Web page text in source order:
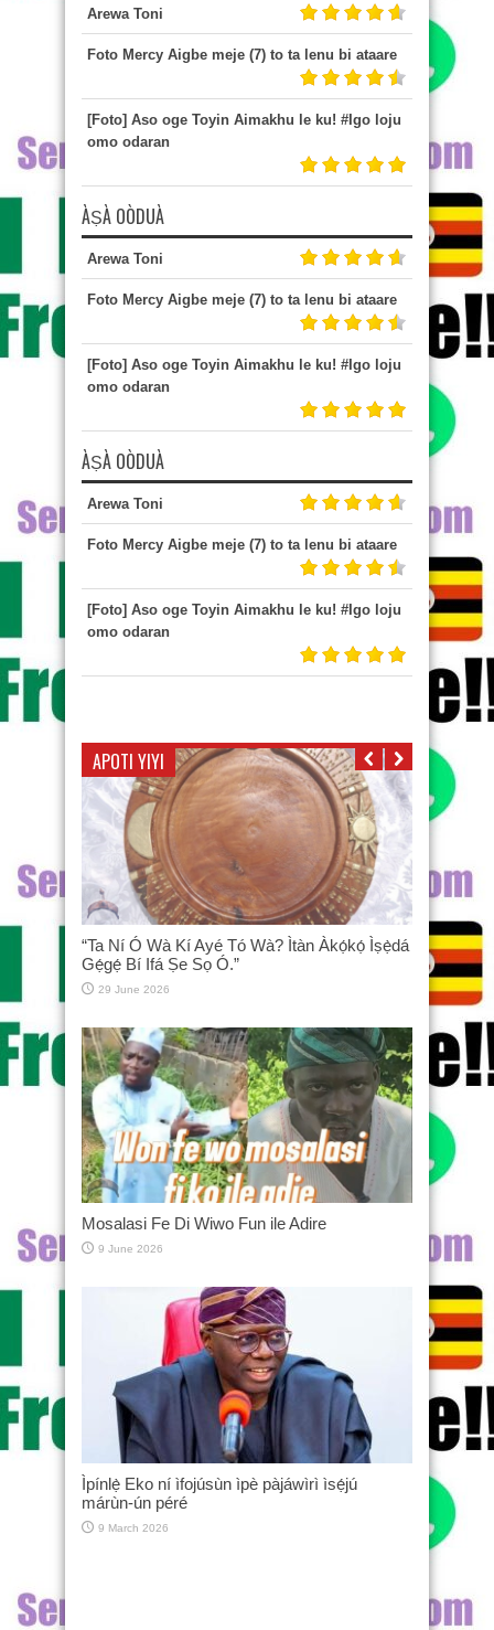
Arewa Toni
Foto Mercy Aigbe meje (7) to ta lenu bi ataare
[Foto] Aso oge Toyin Aimakhu le ku! #Igo loju
omo odaran
ÀṢÀ OÒDUÀ
Arewa Toni
Foto Mercy Aigbe meje (7) to ta lenu bi ataare
[Foto] Aso oge Toyin Aimakhu le ku! #Igo loju
omo odaran
ÀṢÀ OÒDUÀ
Arewa Toni
Foto Mercy Aigbe meje (7) to ta lenu bi ataare
[Foto] Aso oge Toyin Aimakhu le ku! #Igo loju
omo odaran
APOTI YIYI
“Ta Ní Ó Wà Kí Ayé Tó Wà? Ìtàn Àkọ́kọ́ Ìṣẹ̀dá
Gẹ́gẹ́ Bí Ifá Ṣe Sọ Ó.”
29 June 2026
Mosalasi Fe Di Wiwo Fun ile Adire
9 June 2026
Ìpínlẹ̀ Eko ní ìfojúsùn ìpè pàjáwìrì ìsẹ́jú
márùn-ún péré
9 March 2026